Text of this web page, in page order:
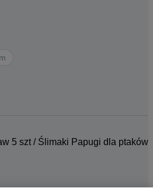
5 szt / Ślimaki Papugi dla ptaków